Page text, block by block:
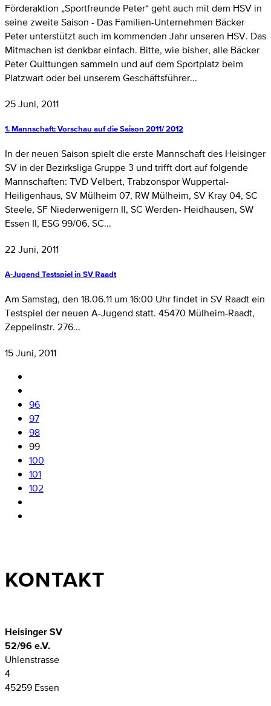
Förderaktion „Sportfreunde Peter“ geht auch mit dem HSV in
seine zweite Saison - Das Familien-Unternehmen Bäcker
Peter unterstützt auch im kommenden Jahr unseren HSV. Das
Mitmachen ist denkbar einfach. Bitte, wie bisher, alle Bäcker
Peter Quittungen sammeln und auf dem Sportplatz beim
Platzwart oder bei unserem Geschäftsführer...
25 Juni, 2011
1. Mannschaft: Vorschau auf die Saison 2011/ 2012
In der neuen Saison spielt die erste Mannschaft des Heisinger
SV in der Bezirksliga Gruppe 3 und trifft dort auf folgende
Mannschaften: TVD Velbert, Trabzonspor Wuppertal-
Heiligenhaus, SV Mülheim 07, RW Mülheim, SV Kray 04, SC
Steele, SF Niederwenigern II, SC Werden- Heidhausen, SW
Essen II, ESG 99/06, SC...
22 Juni, 2011
A-Jugend Testspiel in SV Raadt
Am Samstag, den 18.06.11 um 16:00 Uhr findet in SV Raadt ein
Testspiel der neuen A-Jugend statt. 45470 Mülheim-Raadt,
Zeppelinstr. 276...
15 Juni, 2011
96
97
98
99
100
101
102
KONTAKT
Heisinger SV
52/96 e.V.
Uhlenstrasse
4
45259 Essen